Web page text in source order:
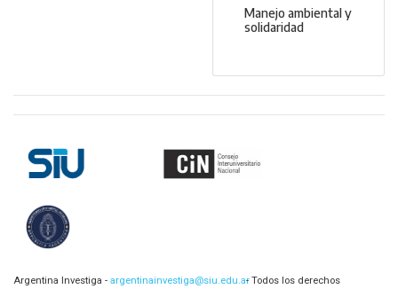
Manejo ambiental y
solidaridad
Argentina Investiga - argentinainvestiga@siu.edu.ar- Todos los derechos